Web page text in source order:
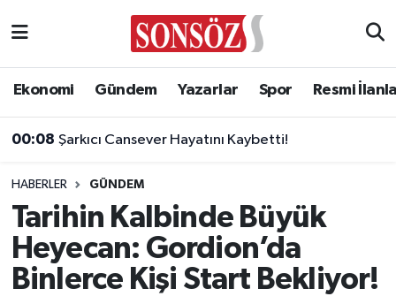
Ekonomi Gündem Yazarlar Spor Resmi
00:08 Şarkıcı Cansever Hayatını Kaybetti!
HABERLER GÜNDEM
Tarihin Kalbinde Büyük
Heyecan: Gordion’da
Binlerce Kişi Start Bekliyor!
Asayiş
Biyografi
Çevre
Diğer
Ankara Nöbetçi Eczaneler
Ankara Trafik Yoğunluk Haritası
Süper Lig Puan Durumu ve Fikstür
Tüm Manşetler